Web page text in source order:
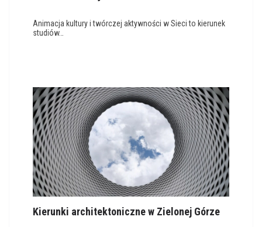
Animacja kultury i twórczej aktywności w Sieci to kierunek
studiów…
Kierunki architektoniczne w Zielonej Górze